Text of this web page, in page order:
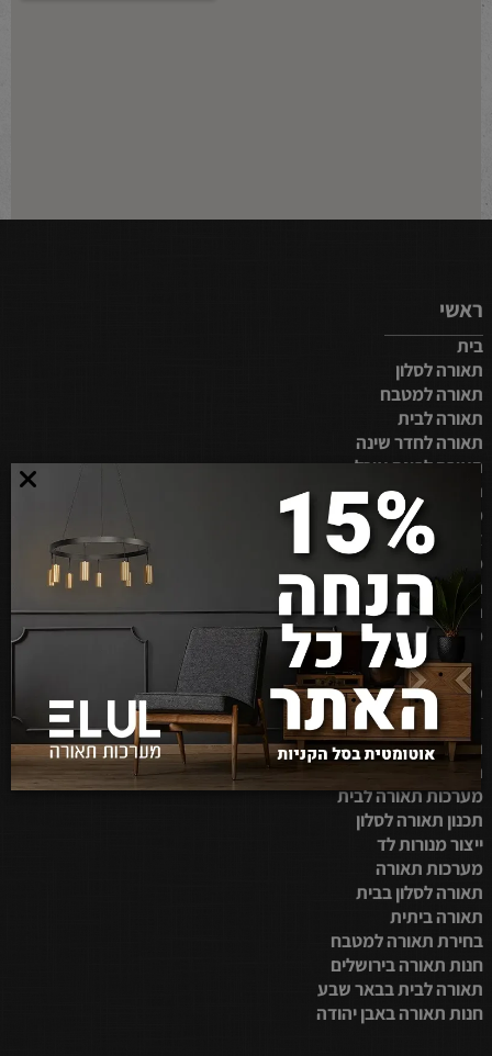
ראשי
בית
תאורה לסלון
תאורה למטבח
תאורה לבית
תאורה לחדר שינה
תאורה לפינת אוכל
תאורה לחדרי ילדים
מבצעי תאורה
צור קשר
משווקים מורשים
תקנון האתר
הצהרת נגישות
מפת אתר
מידע נוסף
תאורת לד לסלון
תאורת לד לבית
מערכות תאורה לבית
תכנון תאורה לסלון
ייצור מנורות לד
מערכות תאורה
תאורה לסלון בבית
תאורה ביתית
בחירת תאורה למטבח
חנות תאורה בירושלים
תאורה לבית בבאר שבע
חנות תאורה באבן יהודה